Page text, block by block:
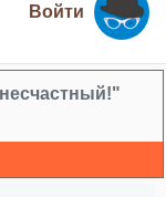
Войти